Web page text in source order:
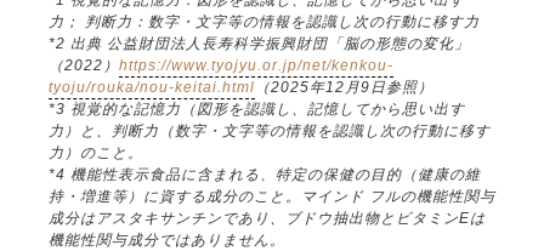
力； 判断力：数字・文字等の情報を認識し次の行動に移す力
*2 出典 公益財団法人長寿科学振興財団「脳の形態の変化」
（2022） https://www.tyojyu.or.jp/net/kenkou-
tyoju/rouka/nou-keitai.html （2025年12月9日参照）
*3 視覚的な記憶力（図形を認識し、記憶してから思い出す
力）と、判断力（数字・文字等の情報を認識し次の行動に移す
力）のこと。
*4 機能性表示食品に含まれる、特定の保健の目的（健康の維
持・増進等）に資する成分のこと。マインド フルの機能性関与
成分はアスタキサンチンであり、ブドウ抽出物とビタミンEは
機能性関与成分ではありません。